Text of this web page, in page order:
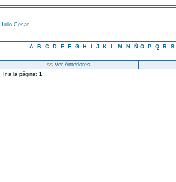
Julio Cesar
A B C D E F G H J K L M N Ñ O P Q R S
<<Ver Anteriores
Ir a la página: 1